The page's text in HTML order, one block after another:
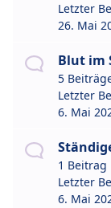
Letzter
26. Mai
Blut im
5
Letzter
6. Mai
1 Beitrag
Letzter
6. Mai